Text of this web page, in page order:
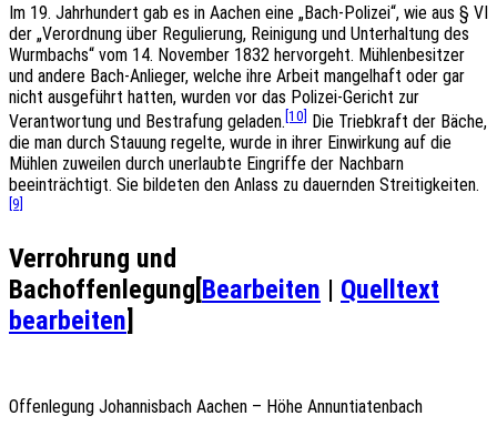
Im 19. Jahrhundert gab es in Aachen eine „Bach-Polizei“, wie aus § VI
der „Verordnung über Regulierung, Reinigung und Unterhaltung des
Wurmbachs“ vom 14. November 1832 hervorgeht. Mühlenbesitzer
und andere Bach-Anlieger, welche ihre Arbeit mangelhaft oder gar
nicht ausgeführt hatten, wurden vor das Polizei-Gericht zur
Verantwortung und Bestrafung geladen. [10]
Die Triebkraft der Bäche,
die man durch Stauung regelte, wurde in ihrer Einwirkung auf die
Mühlen zuweilen durch unerlaubte Eingriffe der Nachbarn
beeinträchtigt. Sie bildeten den Anlass zu dauernden Streitigkeiten.
[9]
Verrohrung und
Bachoffenlegung[Bearbeiten | Quelltext
bearbeiten]
Offenlegung Johannisbach Aachen – Höhe Annuntiatenbach